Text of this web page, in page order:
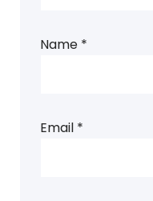
Name *
Email *